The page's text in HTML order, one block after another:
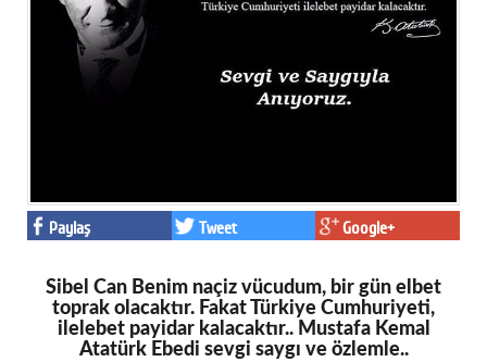
Paylaş Tweet Google+
Sibel Can Benim naçiz vücudum, bir gün elbet
toprak olacaktır. Fakat Türkiye Cumhuriyeti,
ilelebet payidar kalacaktır.. Mustafa Kemal
Atatürk Ebedi sevgi saygı ve özlemle..